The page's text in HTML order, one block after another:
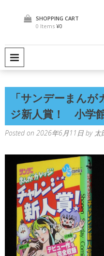
SHOPPING CART
0 Items ¥0
「サンデーまん
ジ新人賞！ 小学
Posted on 2026年6月11日 by 太